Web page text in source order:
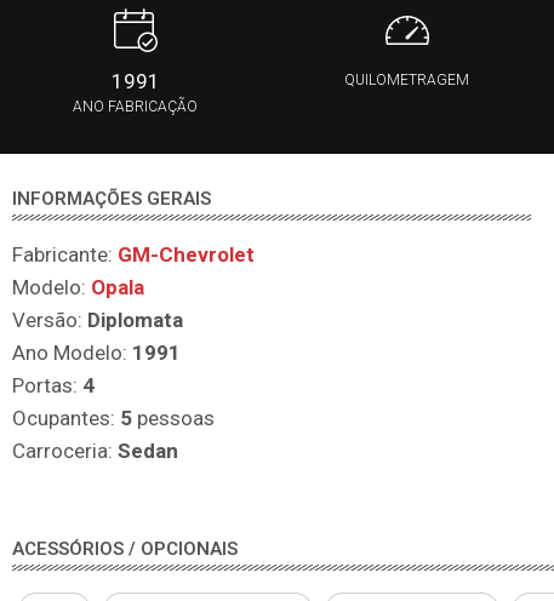
1991
ANO FABRICAÇÃO
QUILOMETRAGEM
INFORMAÇÕES GERAIS
Fabricante: GM-Chevrolet
Modelo: Opala
Versão: Diplomata
Ano Modelo: 1991
Portas: 4
Ocupantes: 5 pessoas
Carroceria: Sedan
ACESSÓRIOS / OPCIONAIS